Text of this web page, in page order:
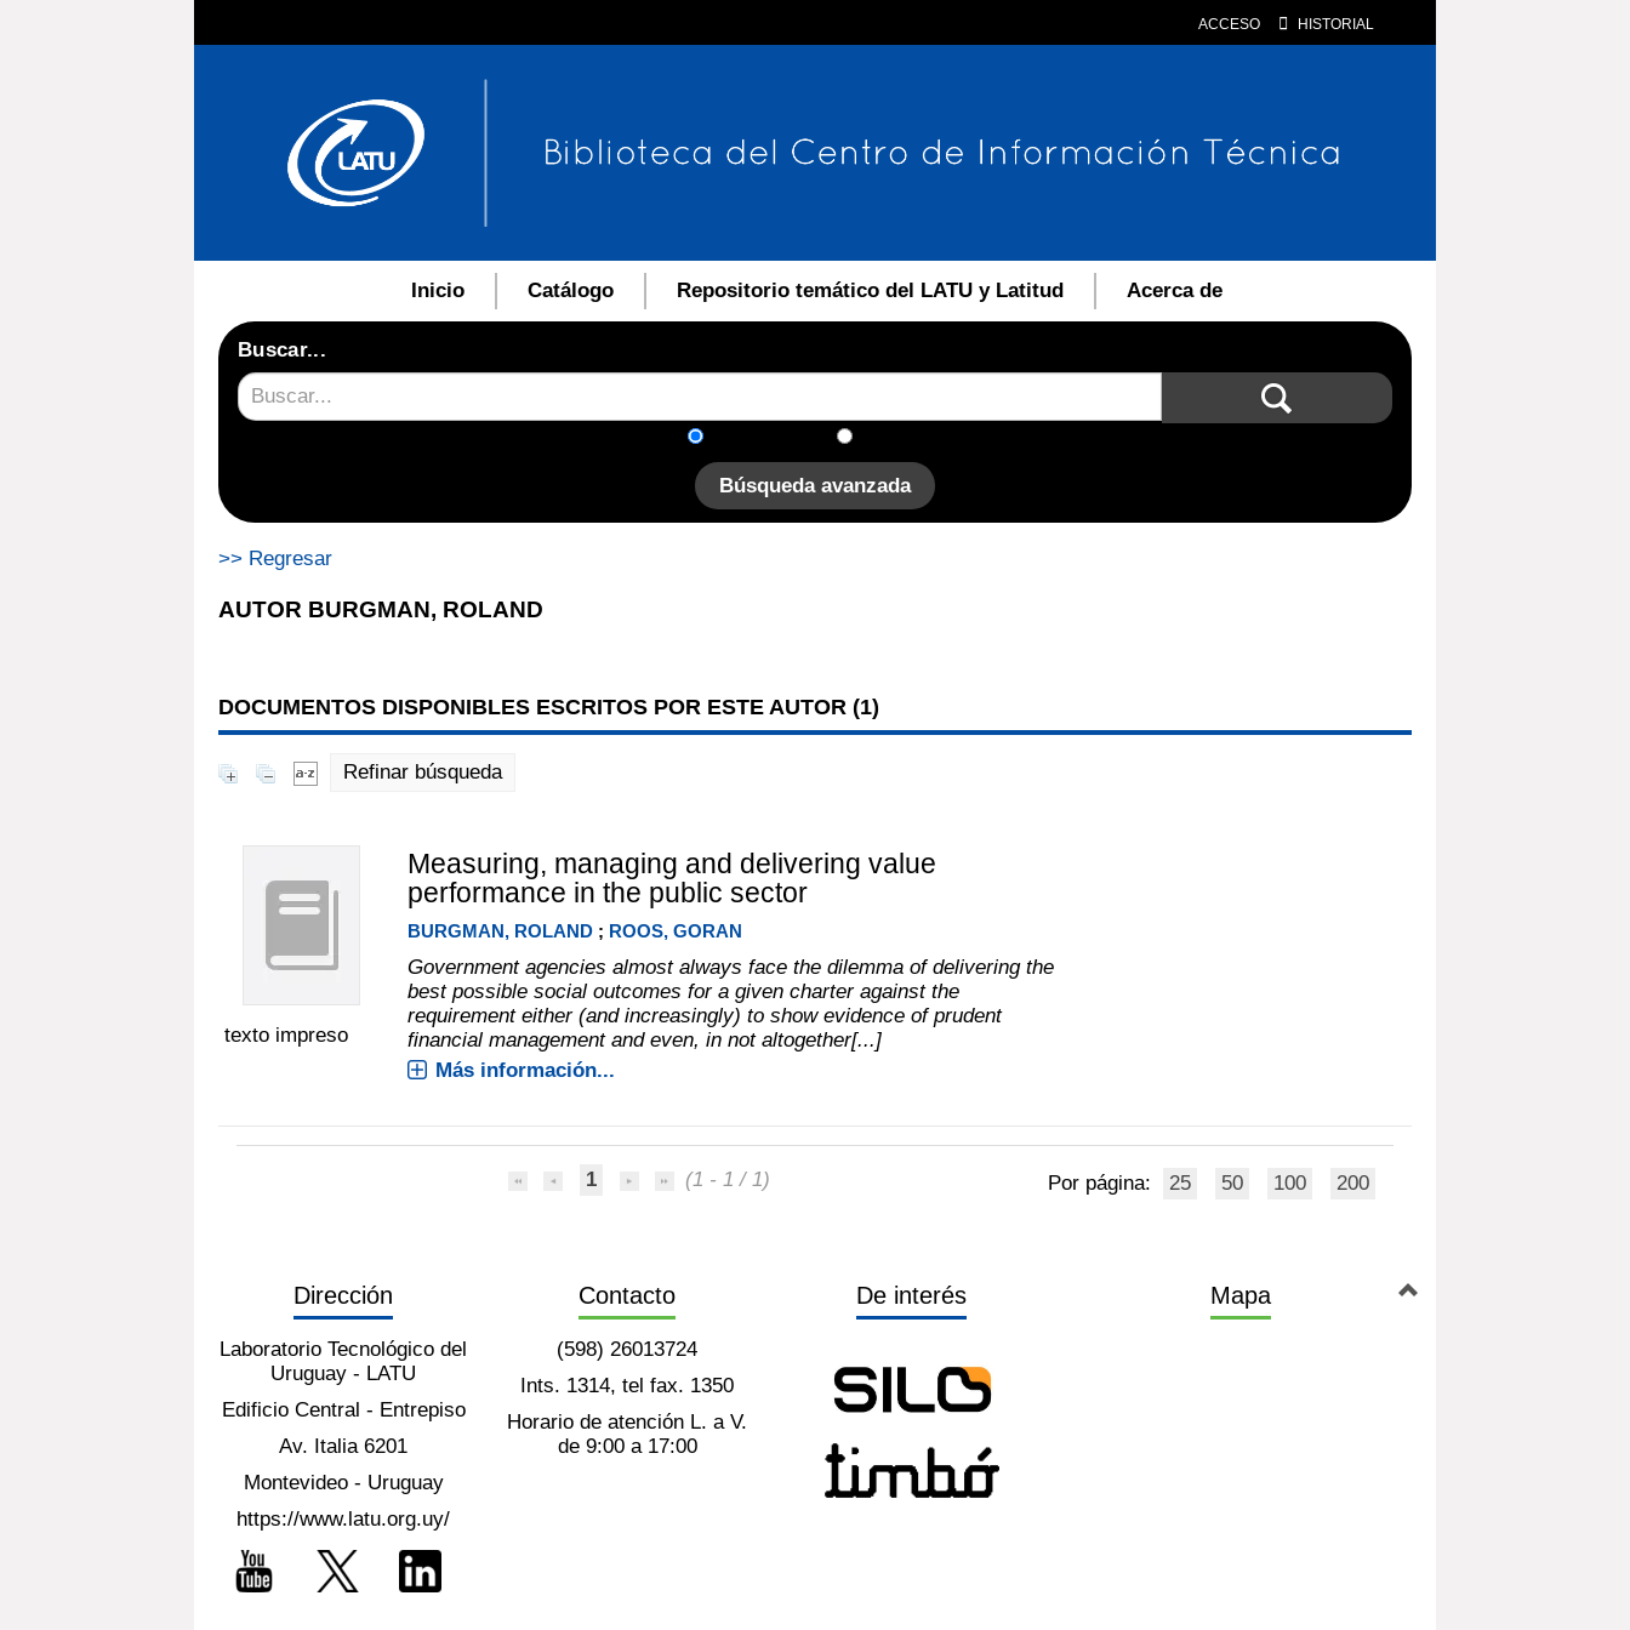
ACCESO HISTORIAL
Inicio Catálogo Repositorio temático del LATU y Latitud Acerca de
Buscar...
Búsqueda avanzada
>> Regresar
AUTOR BURGMAN, ROLAND
DOCUMENTOS DISPONIBLES ESCRITOS POR ESTE AUTOR (1)
Refinar búsqueda
texto impreso
Measuring, managing and delivering value
performance in the public sector
BURGMAN, ROLAND; ROOS, GORAN
Government agencies almost always face the dilemma of delivering the
best possible social outcomes for a given charter against the
requirement either (and increasingly) to show evidence of prudent
financial management and even, in not altogether[...]
Más información...
1 (1 - 1 / 1) Por página: 25 50 100 200
Dirección
Laboratorio Tecnológico del
Uruguay - LATU
Edificio Central - Entrepiso
Av. Italia 6201
Montevideo - Uruguay
https://www.latu.org.uy/
Contacto
(598) 26013724
Ints. 1314, tel fax. 1350
Horario de atención L. a V.
de 9:00 a 17:00
De interés Mapa